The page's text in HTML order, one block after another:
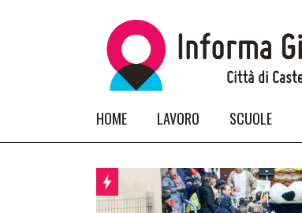
HOME LAVORO SCUOLE